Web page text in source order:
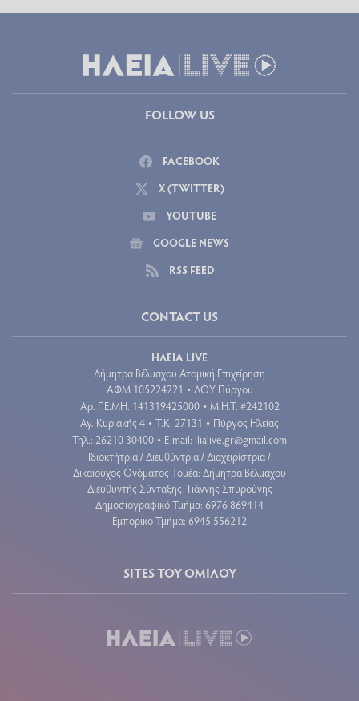
FOLLOW US
FACEBOOK
X (TWITTER)
YOUTUBE
GOOGLE NEWS
RSS FEED
CONTACT US
ΗΛΕΙΑ LIVE
Δήμητρα Βέλμαχου Ατομική Επιχείρηση
ΑΦΜ 105224221 • ΔΟΥ Πύργου
Aρ. Γ.Ε.ΜΗ. 141319425000 • Μ.Η.Τ. #242102
Αγ. Κυριακής 4 • Τ.Κ. 27131 • Πύργος Ηλείας
Τηλ.: 26210 30400 • E-mail: ilialive.gr@gmail.com
Ιδιοκτήτρια / Διευθύντρια / Διαχειρίστρια /
Δικαιούχος Ονόματος Τομέα: Δήμητρα Βέλμαχου
Διευθυντής Σύνταξης: Γιάννης Σπυρούνης
Δημοσιογραφικό Τμήμα: 6976 869414
Εμπορικό Τμήμα: 6945 556212
SITES ΤΟΥ ΟΜΙΛΟΥ